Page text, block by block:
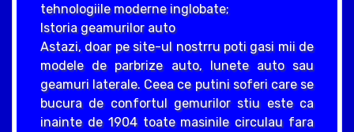
tehnologiile moderne inglobate;
Istoria geamurilor auto
Astazi, doar pe site-ul nostrru poti gasi mii de
modele de parbrize auto, lunete auto sau
geamuri laterale. Ceea ce putini soferi care se
bucura de confortul gemurilor stiu este ca
inainte de 1904 toate masinile circulau fara